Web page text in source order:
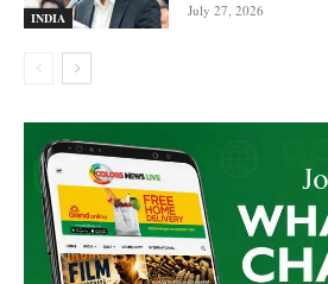
INDIA July 27, 2026